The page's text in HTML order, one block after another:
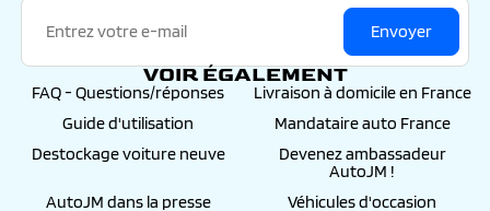
Envoyer
VOIR ÉGALEMENT
FAQ - Questions/réponses
Livraison à domicile en France
Guide d'utilisation
Mandataire auto France
Destockage voiture neuve
Devenez ambassadeur
AutoJM !
AutoJM dans la presse
Véhicules d'occasion